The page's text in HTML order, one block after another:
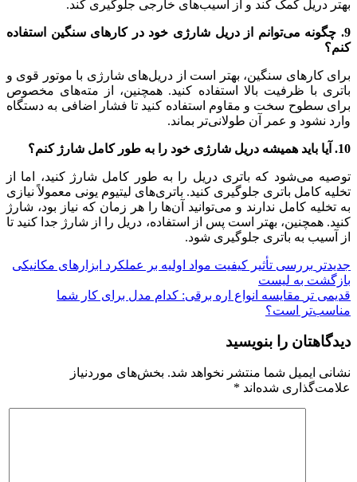
بهتر دریل کمک کند و از آسیب‌های خارجی جلوگیری کند.
9. چگونه می‌توانم از دریل شارژی خود در کارهای سنگین استفاده
کنم؟
برای کارهای سنگین، بهتر است از دریل‌های شارژی با موتور قوی و
باتری با ظرفیت بالا استفاده کنید. همچنین، از مته‌های مخصوص
برای سطوح سخت و مقاوم استفاده کنید تا فشار اضافی به دستگاه
وارد نشود و عمر آن طولانی‌تر بماند.
10. آیا باید همیشه دریل شارژی خود را به طور کامل شارژ کنم؟
توصیه می‌شود که باتری دریل را به طور کامل شارژ کنید، اما از
تخلیه کامل باتری جلوگیری کنید. باتری‌های لیتیوم یونی معمولاً نیازی
به تخلیه کامل ندارند و می‌توانید آن‌ها را هر زمان که نیاز بود، شارژ
کنید. همچنین، بهتر است پس از استفاده، دریل را از شارژ جدا کنید تا
از آسیب به باتری جلوگیری شود.
جدیدتر بررسی تأثیر کیفیت مواد اولیه بر عملکرد ابزارهای مکانیکی
بازگشت به لیست
قدیمی تر مقایسه انواع اره برقی: کدام مدل برای کار شما
مناسب‌تر است؟
دیدگاهتان را بنویسید
نشانی ایمیل شما منتشر نخواهد شد. بخش‌های موردنیاز
علامت‌گذاری شده‌اند *